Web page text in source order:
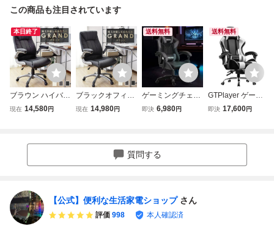
この商品も注目されています
本日終了
ブラウン ハイバッ
ク 肘付 オフィス
現在 14,580円
ブラックオフィス
チェア ハイバック
掛け付き ゲーミン
現在 14,980円
送料無料
ゲーミングチェア
pc 椅子 デスクチ
イバック ヘッドレ
スト ランバーサポ
即決 6,980円
送料無料
GTPlayer ゲーミ
ングチェア オット
即決 17,600円
質問する
【公式】便利な生活家電ショップ さん
評価 998 本人確認済